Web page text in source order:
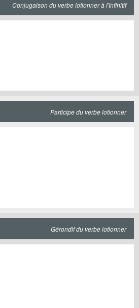
Conjugaison du verbe lotionner à l'Infinitif
Participe du verbe lotionner
Gérondif du verbe lotionner